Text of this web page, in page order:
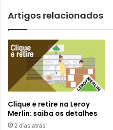
Artigos relacionados
Clique e retire na Leroy
Merlin: saiba os detalhes
2 dias atrás